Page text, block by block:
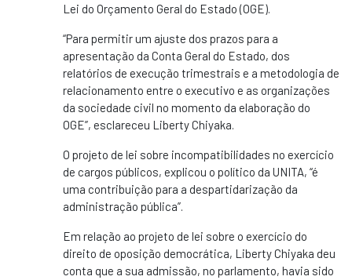
Lei do Orçamento Geral do Estado (OGE).
“Para permitir um ajuste dos prazos para a
apresentação da Conta Geral do Estado, dos
relatórios de execução trimestrais e a metodologia de
relacionamento entre o executivo e as organizações
da sociedade civil no momento da elaboração do
OGE”, esclareceu Liberty Chiyaka.
O projeto de lei sobre incompatibilidades no exercício
de cargos públicos, explicou o político da UNITA, “é
uma contribuição para a despartidarização da
administração pública”.
Em relação ao projeto de lei sobre o exercício do
direito de oposição democrática, Liberty Chiyaka deu
conta que a sua admissão, no parlamento, havia sido